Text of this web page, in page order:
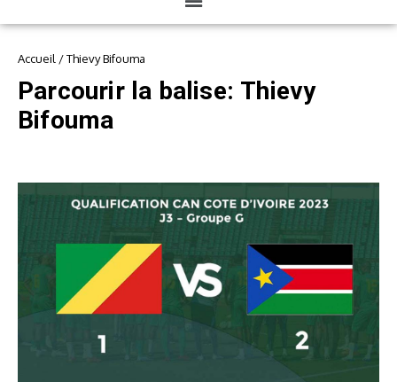
Accueil /Thievy Bifouma
Parcourir la balise: Thievy
Bifouma